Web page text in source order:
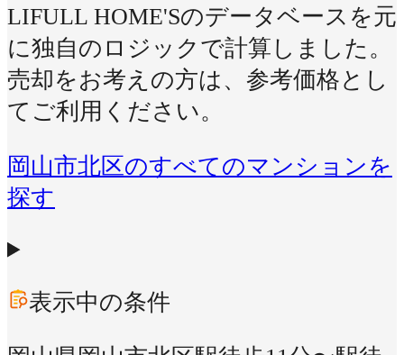
LIFULL HOME'Sのデータベースを元
に独自のロジックで計算しました。
売却をお考えの方は、参考価格とし
てご利用ください。
岡山市北区のすべてのマンションを
探す
表示中の条件